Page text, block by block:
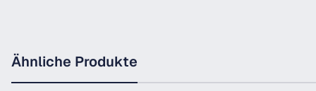
Ähnliche Produkte